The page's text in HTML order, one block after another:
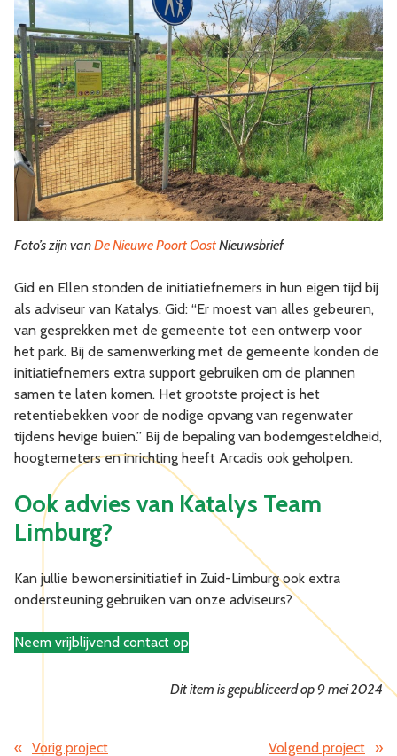
Foto’s zijn vanDe Nieuwe Poort OostNieuwsbrief
Gid en Ellen stonden de initiatiefnemers in hun eigen tijd bij
als adviseur van Katalys. Gid: “Er moest van alles gebeuren,
van gesprekken met de gemeente tot een ontwerp voor
het park. Bij de samenwerking met de gemeente konden de
initiatiefnemers extra support gebruiken om de plannen
samen te laten komen. Het grootste project is het
retentiebekken voor de nodige opvang van regenwater
tijdens hevige buien.” Bij de bepaling van bodemgesteldheid,
hoogtemeters en inrichting heeft Arcadis ook geholpen.
Ook advies van Katalys Team
Limburg?
Kan jullie bewonersinitiatief in Zuid-Limburg ook extra
ondersteuning gebruiken van onze adviseurs?
Neem vrijblijvend contact op
Dit item is gepubliceerd op 9 mei 2024
« Vorig project Volgend project »